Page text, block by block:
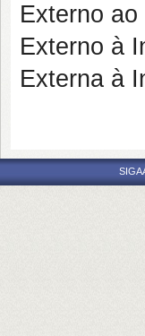
Externo
Externo à
Externa à